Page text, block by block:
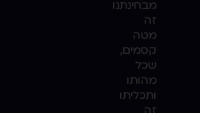
מבחינתנו
זה
מטה
קסמים,
שכל
מהותו
ותכליתו